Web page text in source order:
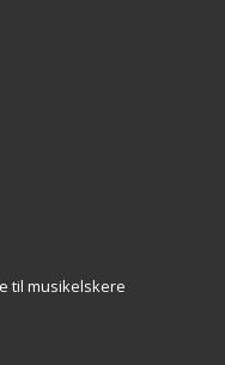
til musikelskere